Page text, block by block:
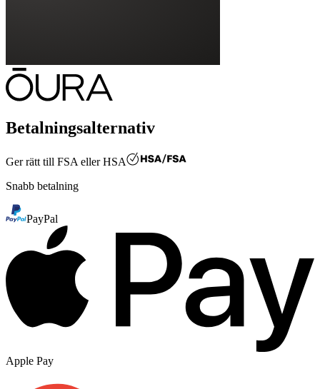
Betalningsalternativ
Ger rätt till FSA eller HSA
Snabb betalning
PayPal
Apple Pay